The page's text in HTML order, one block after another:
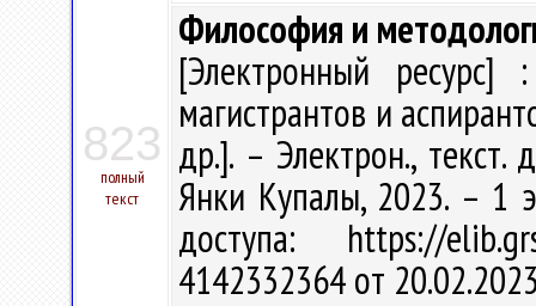
823
полный
текст
Философия и
[Электронный ресурс]
магистрантов и
др.]. – Электрон.,
Янки Купалы, 2023. – 1
доступа: https://
4142332364 от